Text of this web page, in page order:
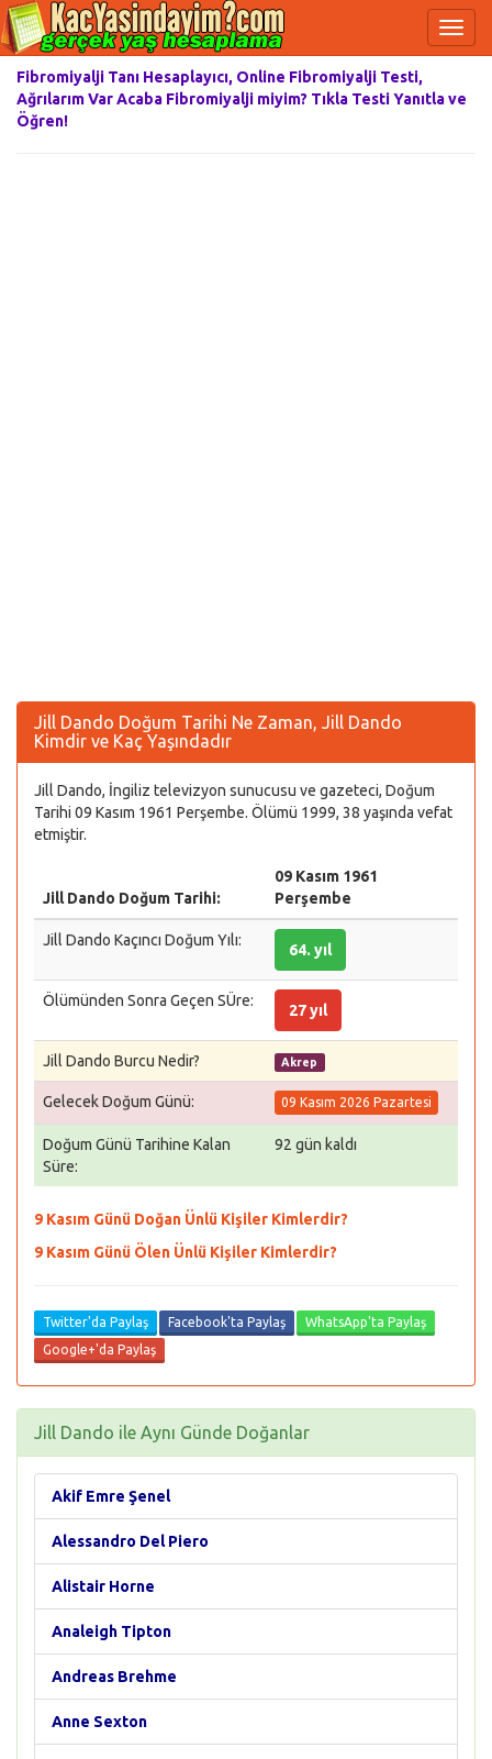
Fibromiyalji Tanı Hesaplayıcı, Online Fibromiyalji Testi,
Ağrılarım Var Acaba Fibromiyalji miyim? Tıkla Testi Yanıtla ve
Öğren!
Jill Dando Doğum Tarihi Ne Zaman, Jill Dando
Kimdir ve Kaç Yaşındadır
Jill Dando, İngiliz televizyon sunucusu ve gazeteci, Doğum
Tarihi 09 Kasım 1961 Perşembe. Ölümü 1999, 38 yaşında vefat
etmiştir.
Jill Dando Doğum Tarihi:
09 Kasım 1961
Perşembe
Jill Dando Kaçıncı Doğum Yılı:
64. yıl
Ölümünden Sonra Geçen SÜre:
27 yıl
Jill Dando Burcu Nedir? Akrep
Gelecek Doğum Günü: 09 Kasım 2026 Pazartesi
Doğum Günü Tarihine Kalan
Süre:
92 gün kaldı
9 Kasım Günü Doğan Ünlü Kişiler Kimlerdir?
9 Kasım Günü Ölen Ünlü Kişiler Kimlerdir?
Twitter'da Paylaş Facebook'ta Paylaş
WhatsApp'ta Paylaş
Google+'da Paylaş
Jill Dando ile Aynı Günde Doğanlar
Akif Emre Şenel
Alessandro Del Piero
Alistair Horne
Analeigh Tipton
Andreas Brehme
Anne Sexton